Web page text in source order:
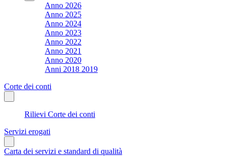
Anno 2026
Anno 2025
Anno 2024
Anno 2023
Anno 2022
Anno 2021
Anno 2020
Anni 2018 2019
Corte dei conti
Rilievi Corte dei conti
Servizi erogati
Carta dei servizi e standard di qualità